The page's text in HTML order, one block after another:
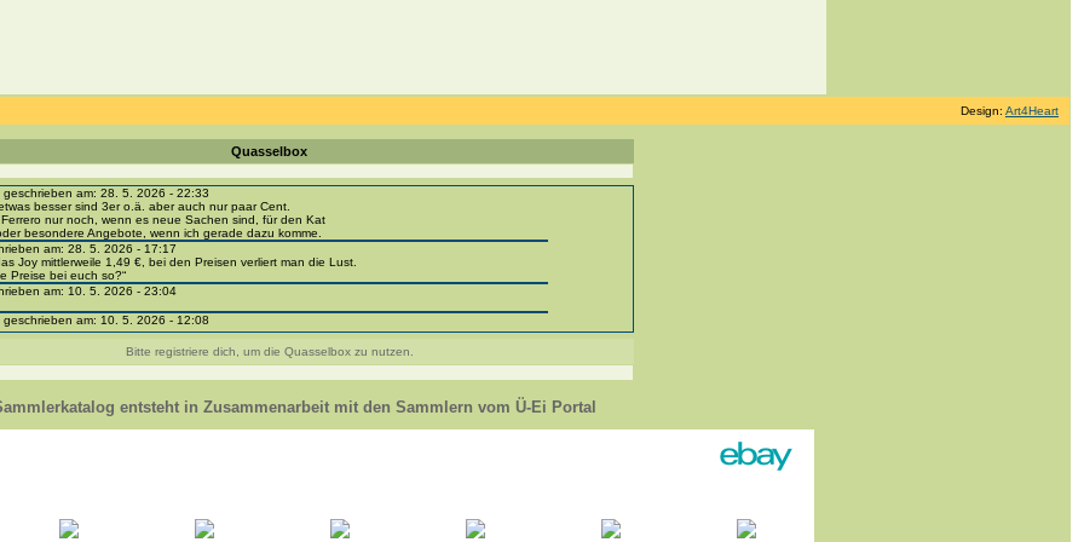
Design: Art4Heart
Quasselbox
geschrieben am: 28. 5. 2026 - 22:33
besser sind 3er o.ä. aber auch nur paar Cent.
nur noch, wenn es neue Sachen sind, für den Kat
besondere Angebote, wenn ich gerade dazu komme.
am: 28. 5. 2026 - 17:17
Joy mittlerweile 1,49 €, bei den Preisen verliert man die Lust.
Preise bei euch so?“
am: 10. 5. 2026 - 23:04
geschrieben am: 10. 5. 2026 - 12:08
portal-sammlerkatalog.de/categories.php?cat_id=1043
- BPZ obere Reihe
zur Strafe die nächsten 3 Monate keine Ü-Eier bekommen ;))
310, 318 und 326 habe ich keine BPZ
leider weggeworfen *grrrr* ;)
am: 29. 4. 2026 - 18:04
Erinnerung ... oder?
Bitte registriere dich, um die Quasselbox zu nutzen.
entsteht in Zusammenarbeit mit den Sammlern vom Ü-Ei Portal